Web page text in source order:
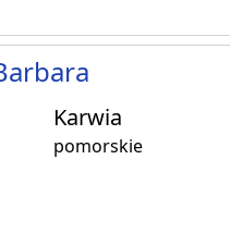
Karwia
pomorskie